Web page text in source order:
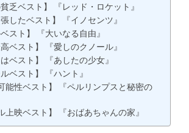
貧乏ベスト】 『レッド・ロケット』
したベスト】 『イノセンツ』
スト】 『大いなる自由』
ベスト】 『愛しのクノール』
ベスト】 『あしたの少女』
ベスト】 『ハント』
能性ベスト】 『ペルリンプスと秘密の
上映ベスト】 『おばあちゃんの家』